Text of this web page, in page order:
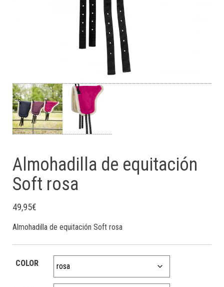
Almohadilla de equitación
Soft rosa
49,95€
Almohadilla de equitación Soft rosa
COLOR